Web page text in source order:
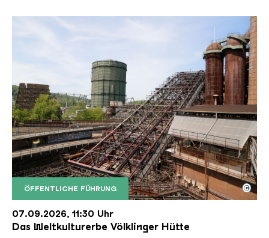
ÖFFENTLICHE FÜHRUNG
Der Erzschrägaufzug der Völklinger Hütte mit
Copyright: Weltkulturerbe Völklinger Hütte | Karl
©
07.09.2026, 11:30 Uhr
Das Weltkulturerbe Völklinger Hütte